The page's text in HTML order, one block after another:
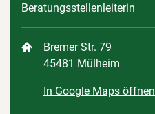
Beratungsstellenleiterin
Bremer Str. 79
45481 Mülheim
In Google Maps öffnen